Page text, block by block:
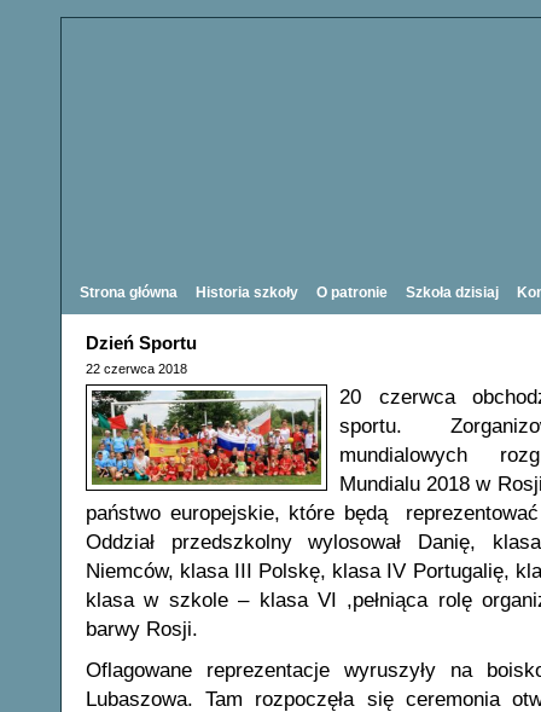
Strona główna Historia szkoły O patronie Szkoła dzisiaj
Dzień Sportu
22 czerwca 2018
20 czerwca
sportu.
mundialowych
Mundialu 2018 w
państwo europejskie, które będą
Oddział przedszkolny wylosował Danię,
Niemców, klasa III Polskę, klasa IV Portugalię,
klasa w szkole – klasa VI ,pełniąca rolę
barwy Rosji.
Oflagowane reprezentacje wyruszyły na
Lubaszowa. Tam rozpoczęła się ceremonia